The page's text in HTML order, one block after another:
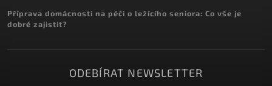
Příprava domácnosti na péči o ležícího seniora: Co vše je
dobré zajistit?
ODEBÍRAT NEWSLETTER